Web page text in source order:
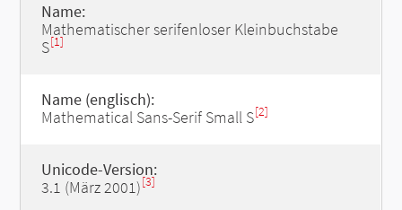
Name:
Mathematischer serifenloser Kleinbuchstabe
S[1]
Name (englisch):
Mathematical Sans-Serif Small S[2]
Unicode-Version:
3.1 (März 2001)[3]